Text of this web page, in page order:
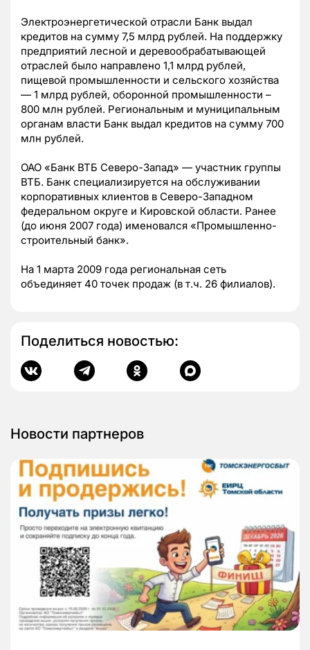
Электроэнергетической отрасли Банк выдал
кредитов на сумму 7,5 млрд рублей. На поддержку
предприятий лесной и деревообрабатывающей
отраслей было направлено 1,1 млрд рублей,
пищевой промышленности и сельского хозяйства
— 1 млрд рублей, оборонной промышленности –
800 млн рублей. Региональным и муниципальным
органам власти Банк выдал кредитов на сумму 700
млн рублей.
ОАО «Банк ВТБ Северо-Запад» — участник группы
ВТБ. Банк специализируется на обслуживании
корпоративных клиентов в Северо-Западном
федеральном округе и Кировской области. Ранее
(до июня 2007 года) именовался «Промышленно-
строительный банк».
На 1 марта 2009 года региональная сеть
объединяет 40 точек продаж (в т.ч. 26 филиалов).
Поделиться новостью:
Новости партнеров